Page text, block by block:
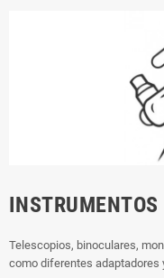
Telescopios, binoculares,
como diferentes adaptadores